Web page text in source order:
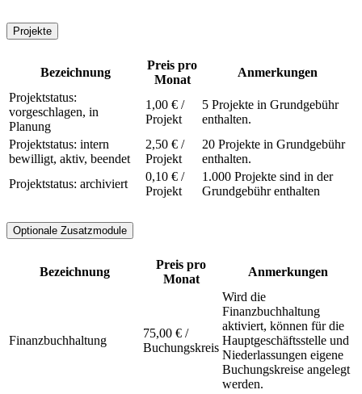
Projekte
Bezeichnung
Preis pro
Monat
Anmerkungen
Projektstatus:
vorgeschlagen, in
Planung
1,00 € /
Projekt
5 Projekte in Grundgebühr
enthalten.
Projektstatus: intern
bewilligt, aktiv, beendet
2,50 € /
Projekt
20 Projekte in Grundgebühr
enthalten.
Projektstatus: archiviert
0,10 € /
Projekt
1.000 Projekte sind in der
Grundgebühr enthalten
Optionale Zusatzmodule
Bezeichnung
Preis pro
Monat
Anmerkungen
Finanzbuchhaltung
75,00 € /
Buchungskreis
Wird die
Finanzbuchhaltung
aktiviert, können für die
Hauptgeschäftsstelle und
Niederlassungen eigene
Buchungskreise angelegt
werden.